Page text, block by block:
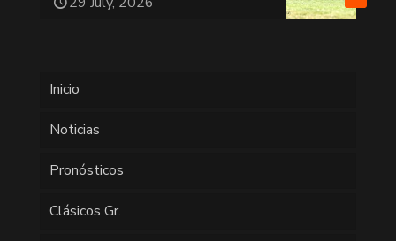
Inicio
Noticias
Pronósticos
Clásicos Gr.